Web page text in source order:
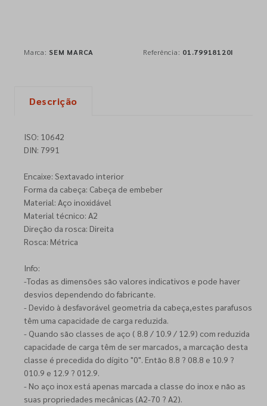
Marca: SEM MARCA Referência: 01.79918120I
Descrição
ISO: 10642
DIN: 7991
Encaixe: Sextavado interior
Forma da cabeça: Cabeça de embeber
Material: Aço inoxidável
Material técnico: A2
Direção da rosca: Direita
Rosca: Métrica
Info:
-Todas as dimensões são valores indicativos e pode haver
desvios dependendo do fabricante.
- Devido à desfavorável geometria da cabeça,estes parafusos
têm uma capacidade de carga reduzida.
- Quando são classes de aço ( 8.8 / 10.9 / 12.9) com reduzida
capacidade de carga têm de ser marcados, a marcação desta
classe é precedida do dígito "0". Então 8.8 ? 08.8 e 10.9 ?
010.9 e 12.9 ? 012.9.
- No aço inox está apenas marcada a classe do inox e não as
suas propriedades mecânicas (A2-70 ? A2).